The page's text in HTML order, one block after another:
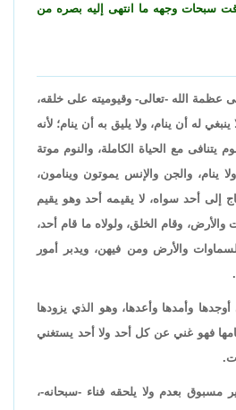
سبحات وجهه ما انتهى إليه بصره من
عظمة الله -تعالى- وقيوميته على خلقه،
له أن ينام، ولا يليق به أن ينام؛ لأنه
يتنافى مع الحياة الكاملة، والنوم موتة
ينام، والجن والإنس يموتون وينامون،
إلى أحد سواه، لا يقيمه أحد وهو يقيم
وقام الخلق، ولولاه ما قام أحد،
والأرض ومن فيهن، ويدبر أمور
وأمدها وأعدها، وهو الذي يزودها
فهو غني عن كل أحد ولا أحد يستغني
مسبوق بعدم ولا يلحقه فناء -سبحانه-،